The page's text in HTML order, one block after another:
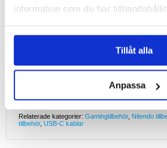
information som du har
Tillåt alla
Anpassa
Relaterade kategorier: Gamingtilbehör, Nitendo
tillbehör, USB-C kablar